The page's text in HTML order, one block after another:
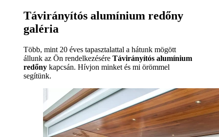
Távirányítós alumínium redőny
galéria
Több, mint 20 éves tapasztalattal a hátunk mögött
állunk az Ön rendelkezésére Távirányítós alumínium
redőny kapcsán. Hívjon minket és mi örömmel
segítünk.